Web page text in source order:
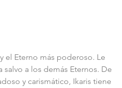
el Eterno más poderoso. Le
a los demás Eternos. De
y carismático, Ikaris tiene